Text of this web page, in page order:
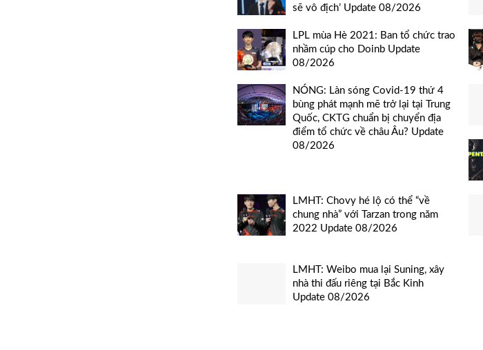
sẽ vô địch’ Update 08/2026
LPL mùa Hè 2021: Ban tổ chức trao
nhầm cúp cho Doinb Update
08/2026
NÓNG: Làn sóng Covid-19 thứ 4
bùng phát mạnh mẽ trở lại tại Trung
Quốc, CKTG chuẩn bị chuyển địa
điểm tổ chức về châu Âu? Update
08/2026
LMHT: Chovy hé lộ có thể “về
chung nhà” với Tarzan trong năm
2022 Update 08/2026
LMHT: Weibo mua lại Suning, xây
nhà thi đấu riêng tại Bắc Kinh
Update 08/2026